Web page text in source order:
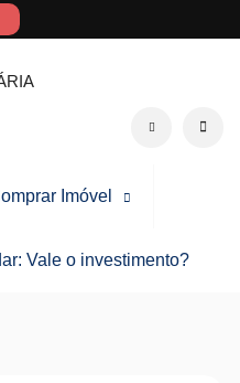
Search social
Imóvel
Vale o investimento?